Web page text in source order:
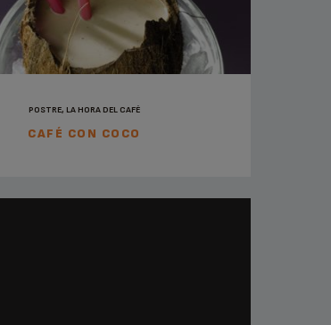
POSTRE, LA HORA DEL CAFÉ
CAFÉ CON COCO